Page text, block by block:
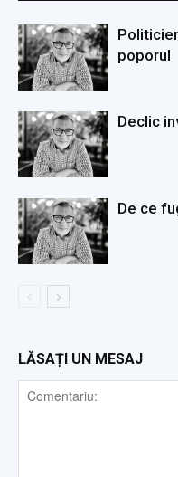
poporul
Declic
De ce
LĂSAȚI UN MESAJ